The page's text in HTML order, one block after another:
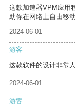
这款加速器VPM应用
助你在网络上自由移动
2024-06-01
游客
这款软件的设计非常
2024-06-01
游客